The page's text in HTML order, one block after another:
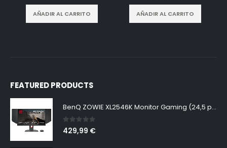
AÑADIR AL CARRITO AÑADIR AL CARRITO
FEATURED PRODUCTS
BenQ ZOWIE XL2546K Monitor Gaming (24,5 pulgadas, FHD 1080p, 240 Hz, 0.5ms, DyAc+, XL Setting to Share, S switch, Shielding Hood)
0out of 5
429,99 €